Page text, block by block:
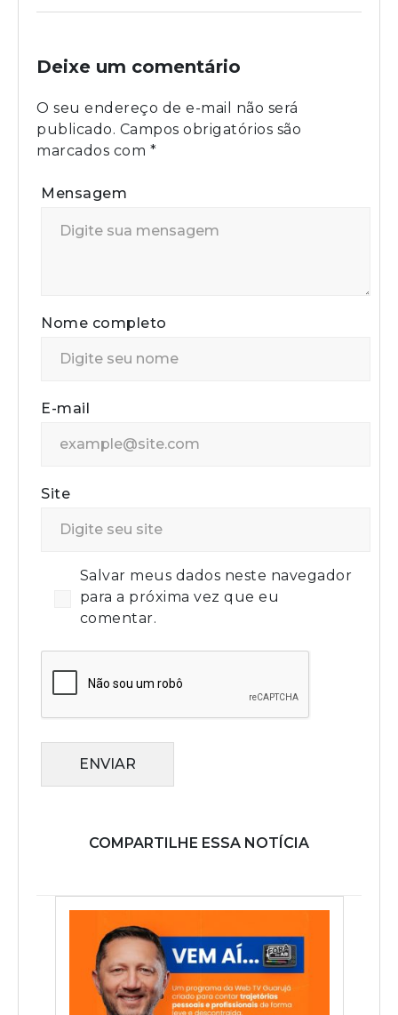
Deixe um comentário
O seu endereço de e-mail não será
publicado. Campos obrigatórios são
marcados com *
Mensagem
Nome completo
E-mail
Site
Salvar meus dados neste navegador
para a próxima vez que eu
comentar.
ENVIAR
COMPARTILHE ESSA NOTÍCIA